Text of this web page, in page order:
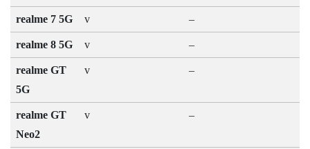
realme 7 5G v –
realme 8 5G v –
realme GT
5G
v –
realme GT
Neo2
v –